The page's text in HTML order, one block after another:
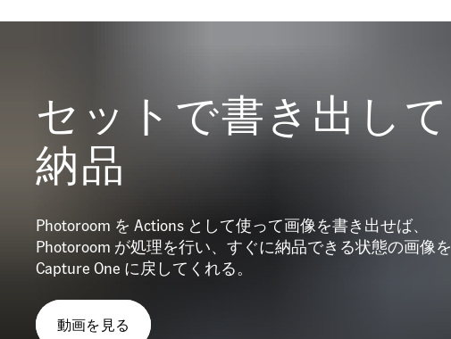
セットで書き出して
納品
Photoroom を Actions として使って画像を書き出せば、
Photoroom が処理を行い、すぐに納品できる状態の画像を
Capture One に戻してくれる。
動画を見る